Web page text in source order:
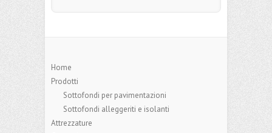
Home
Prodotti
Sottofondi per pavimentazioni
Sottofondi alleggeriti e isolanti
Attrezzature